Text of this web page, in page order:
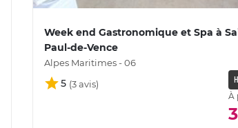
Week end Gastronomique et Spa à
Paul-de-Vence
Alpes Maritimes - 06
5
À